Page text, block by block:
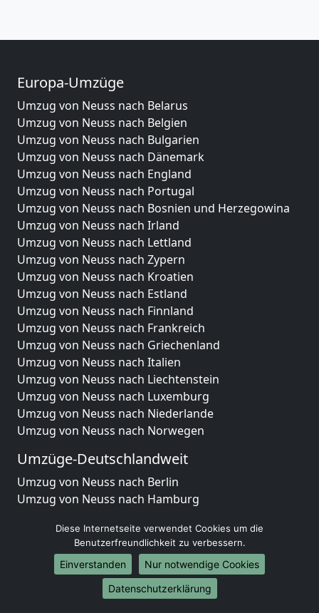
Europa-Umzüge
Umzug von Neuss nach Belarus
Umzug von Neuss nach Belgien
Umzug von Neuss nach Bulgarien
Umzug von Neuss nach Dänemark
Umzug von Neuss nach England
Umzug von Neuss nach Portugal
Umzug von Neuss nach Bosnien und Herzegowina
Umzug von Neuss nach Irland
Umzug von Neuss nach Lettland
Umzug von Neuss nach Zypern
Umzug von Neuss nach Kroatien
Umzug von Neuss nach Estland
Umzug von Neuss nach Finnland
Umzug von Neuss nach Frankreich
Umzug von Neuss nach Griechenland
Umzug von Neuss nach Italien
Umzug von Neuss nach Liechtenstein
Umzug von Neuss nach Luxemburg
Umzug von Neuss nach Niederlande
Umzug von Neuss nach Norwegen
Umzüge-Deutschlandweit
Umzug von Neuss nach Berlin
Umzug von Neuss nach Hamburg
Umzug von Neuss nach Köln
Umzug von Neuss nach Frankfurt am Main
Umzug von Neuss nach Stuttgart
Umzug von Neuss nach Düsseldorf
Umzug von Neuss nach Leipzig
Diese Internetseite verwendet Cookies um die
Benutzerfreundlichkeit zu verbessern.
Einverstanden
Nur notwendige Cookies
Datenschutzerklärung